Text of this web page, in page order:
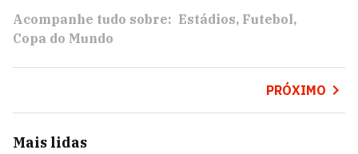
Acompanhe tudo sobre: Estádios Futebol
Copa do Mundo
PRÓXIMO
Mais lidas